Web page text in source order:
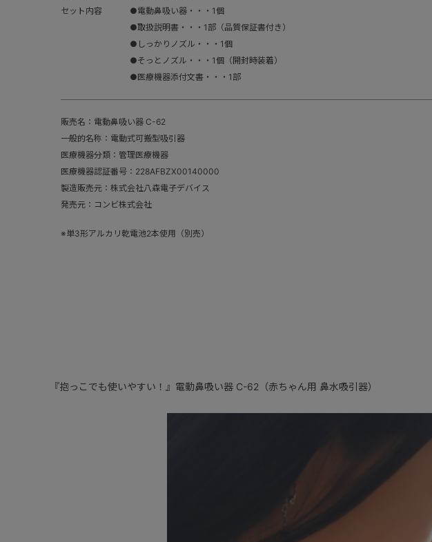
セット内容
●電動鼻吸い器・・・1個
●取扱説明書・・・1部（品質保証書付き）
●しっかりノズル・・・1個
●そっとノズル・・・1個（開封時装着）
●医療機器添付文書・・・1部
販売名：電動鼻吸い器 C-62
一般的名称：電動式可搬型吸引器
医療機器分類：管理医療機器
医療機器認証番号：228AFBZX00140000
製造販売元：株式会社八森電子デバイス
発売元：コンビ株式会社
※単3形アルカリ乾電池2本使用（別売）
『抱っこでも使いやすい！』電動鼻吸い器 C-62（赤ちゃん用 鼻水吸引器）